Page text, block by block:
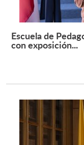
Escuela de
con exposición...